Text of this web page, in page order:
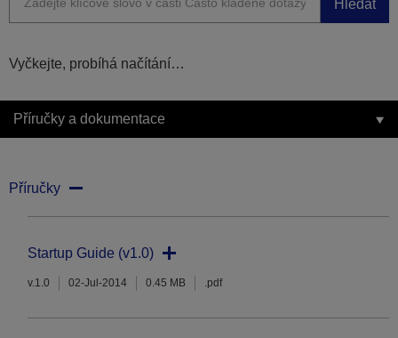
Hledat
Vyčkejte, probíhá načítání…
Příručky a dokumentace
Příručky
Startup Guide (v1.0)
v.1.0 02-Jul-2014 0.45 MB .pdf